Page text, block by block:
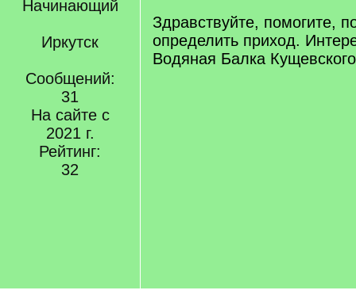
Начинающий
Иркутск
Сообщений:
31
На сайте с
2021 г.
Рейтинг:
32
Здравствуйте, помогите,
определить приход.
Водяная Балка